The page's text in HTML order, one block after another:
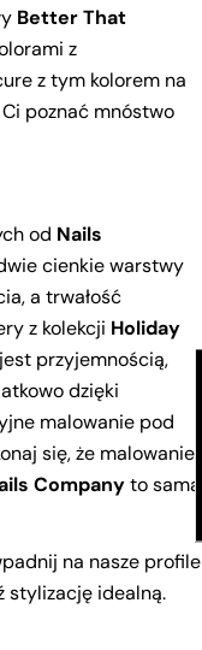
Better That
z
z tym kolorem na
poznać mnóstwo
od Nails
cienkie warstwy
a trwałość
z kolekcji Holiday
przyjemnością,
dzięki
malowanie pod
się, że malowanie
Companyto sama
na nasze profile
stylizację idealną.